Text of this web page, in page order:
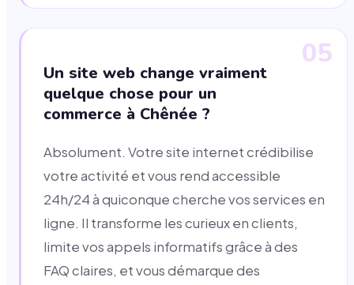
05
Un site web change vraiment
quelque chose pour un
commerce à Chênée ?
Absolument. Votre site internet crédibilise
votre activité et vous rend accessible
24h/24 à quiconque cherche vos services en
ligne. Il transforme les curieux en clients,
limite vos appels informatifs grâce à des
FAQ claires, et vous démarque des